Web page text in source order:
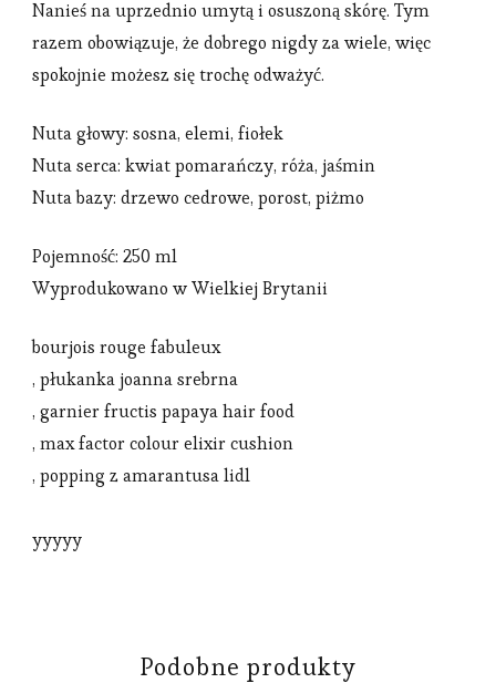
Nanieś na uprzednio umytą i osuszoną skórę. Tym
razem obowiązuje, że dobrego nigdy za wiele, więc
spokojnie możesz się trochę odważyć.
Nuta głowy: sosna, elemi, fiołek
Nuta serca: kwiat pomarańczy, róża, jaśmin
Nuta bazy: drzewo cedrowe, porost, piżmo
Pojemność: 250 ml
Wyprodukowano w Wielkiej Brytanii
bourjois rouge fabuleux
, płukanka joanna srebrna
, garnier fructis papaya hair food
, max factor colour elixir cushion
, popping z amarantusa lidl
yyyyy
Podobne produkty